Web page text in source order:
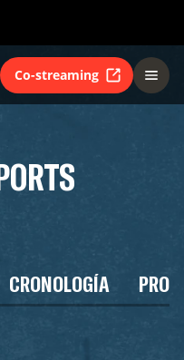
Co-streaming
CRONOLOGÍA